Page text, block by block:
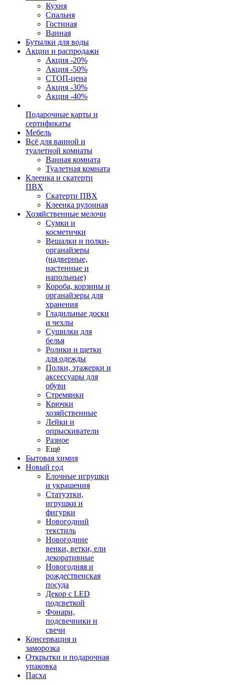
Кухня
Спальня
Гостиная
Ванная
Бутылки для воды
Акции и распродажи
Акция -20%
Акция -50%
СТОП-цена
Акция -30%
Акция -40%
Подарочные карты и
сертификаты
Мебель
Всё для ванной и
туалетной комнаты
Ванная комната
Туалетная комната
Клеенка и скатерти
ПВХ
Скатерти ПВХ
Клеенка рулонная
Хозяйственные мелочи
Сумки и
косметички
Вешалки и полки-
органайзеры
(надверные,
настенные и
напольные)
Короба, корзины и
органайзеры для
хранения
Гладильные доски
и чехлы
Сушилки для
белья
Ролики и щетки
для одежды
Полки, этажерки и
аксессуары для
обуви
Стремянки
Крючки
хозяйственные
Лейки и
опрыскиватели
Разное
Ещё
Бытовая химия
Новый год
Елочные игрушки
и украшения
Статуэтки,
игрушки и
фигурки
Новогодний
текстиль
Новогодние
венки, ветки, ели
декоративные
Новогодняя и
рождественская
посуда
Декор с LED
подсветкой
Фонари,
подсвечники и
свечи
Консервация и
заморозка
Открытки и подарочная
упаковка
Пасха